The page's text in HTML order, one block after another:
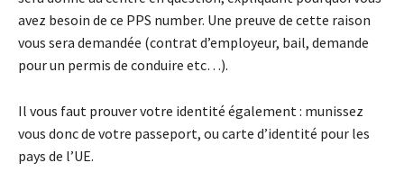
avez besoin de ce PPS number. Une preuve de cette raison
vous sera demandée (contrat d’employeur, bail, demande
pour un permis de conduire etc…).
Il vous faut prouver votre identité également : munissez
vous donc de votre passeport, ou carte d’identité pour les
pays de l’UE.